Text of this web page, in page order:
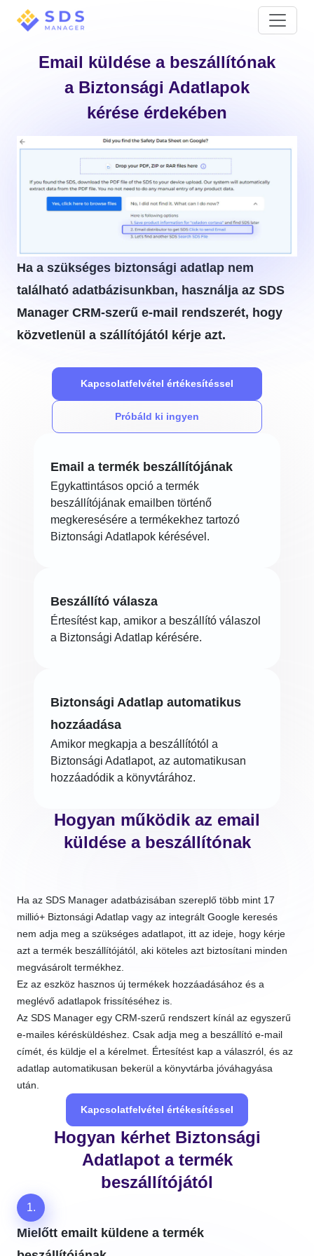
Email küldése a beszállítónak
a Biztonsági Adatlapok
kérése érdekében
Ha a szükséges biztonsági adatlap nem
található adatbázisunkban, használja az SDS
Manager CRM-szerű e-mail rendszerét, hogy
közvetlenül a szállítójától kérje azt.
Kapcsolatfelvétel értékesítéssel
Próbáld ki ingyen
Email a termék beszállítójának
Egykattintásos opció a termék
beszállítójának emailben történő
megkeresésére a termékekhez tartozó
Biztonsági Adatlapok kérésével.
Beszállító válasza
Értesítést kap, amikor a beszállító válaszol
a Biztonsági Adatlap kérésére.
Biztonsági Adatlap automatikus
hozzáadása
Amikor megkapja a beszállítótól a
Biztonsági Adatlapot, az automatikusan
hozzáadódik a könyvtárához.
Hogyan működik az email
küldése a beszállítónak
Ha az SDS Manager adatbázisában szereplő több mint 17
millió+ Biztonsági Adatlap vagy az integrált Google keresés
nem adja meg a szükséges adatlapot, itt az ideje, hogy kérje
azt a termék beszállítójától, aki köteles azt biztosítani minden
megvásárolt termékhez.
Ez az eszköz hasznos új termékek hozzáadásához és a
meglévő adatlapok frissítéséhez is.
Az SDS Manager egy CRM-szerű rendszert kínál az egyszerű
e-mailes kérésküldéshez. Csak adja meg a beszállító e-mail
címét, és küldje el a kérelmet. Értesítést kap a válaszról, és az
adatlap automatikusan bekerül a könyvtárba jóváhagyása
után.
Kapcsolatfelvétel értékesítéssel
Hogyan kérhet Biztonsági
Adatlapot a termék
beszállítójától
1.
Mielőtt emailt küldene a termék